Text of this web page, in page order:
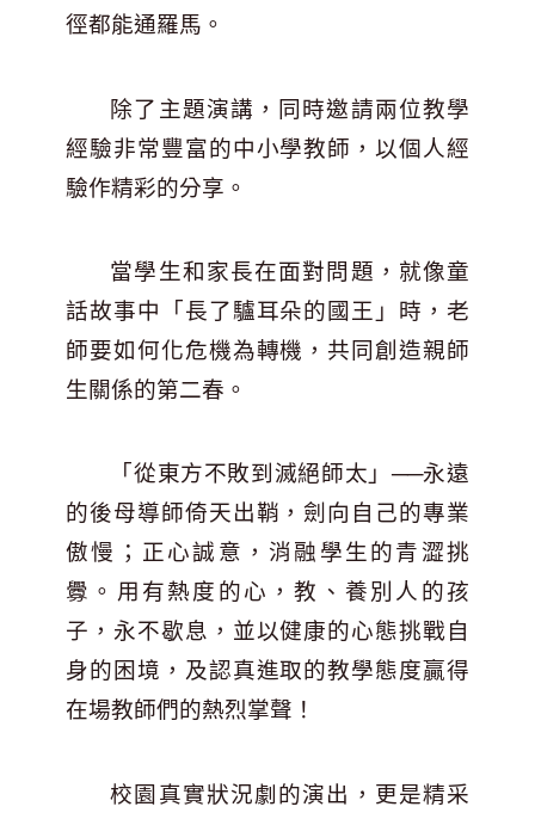
徑都能通羅馬。
除了主題演講，同時邀請兩位教學
經驗非常豐富的中小學教師，以個人經
驗作精彩的分享。
當學生和家長在面對問題，就像童
話故事中「長了驢耳朵的國王」時，老
師要如何化危機為轉機，共同創造親師
生關係的第二春。
「從東方不敗到滅絕師太」──永遠
的後母導師倚天出鞘，劍向自己的專業
傲慢；正心誠意，消融學生的青澀挑
釁。用有熱度的心，教、養別人的孩
子，永不歇息，並以健康的心態挑戰自
身的困境，及認真進取的教學態度贏得
在場教師們的熱烈掌聲！
校園真實狀況劇的演出，更是精采